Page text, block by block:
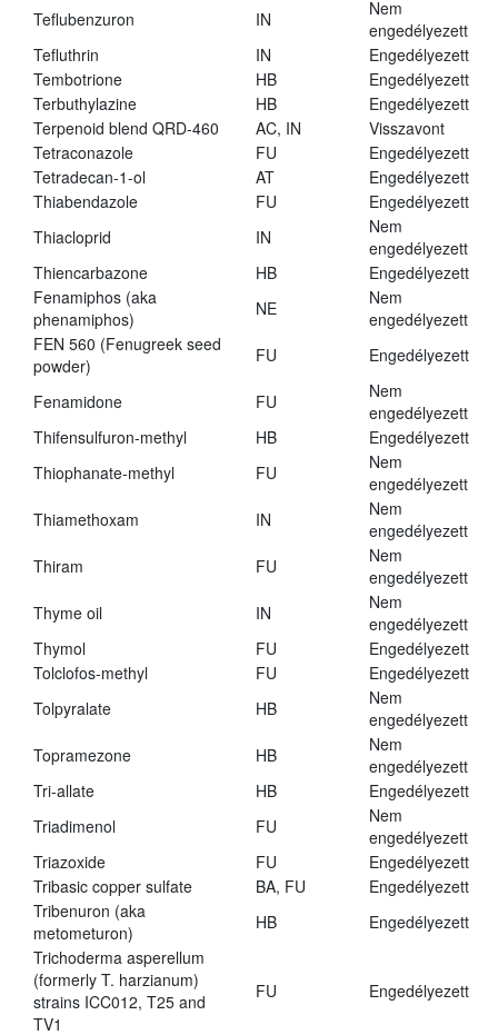
Teflubenzuron
IN
Nem
engedélyezett
Tefluthrin
IN
Engedélyezett
Tembotrione
HB
Engedélyezett
Terbuthylazine
HB
Engedélyezett
Terpenoid blend QRD-460
AC, IN
Visszavont
Tetraconazole
FU
Engedélyezett
Tetradecan-1-ol
AT
Engedélyezett
Thiabendazole
FU
Engedélyezett
Thiacloprid
IN
Nem
engedélyezett
Thiencarbazone
HB
Engedélyezett
Fenamiphos (aka
phenamiphos)
NE
Nem
engedélyezett
FEN 560 (Fenugreek seed
powder)
FU Engedélyezett
Fenamidone FU
Nem
engedélyezett
Thifensulfuron-methyl
HB
Engedélyezett
Thiophanate-methyl
FU
Nem
engedélyezett
Thiamethoxam
IN
Nem
engedélyezett
Thiram
FU
Nem
engedélyezett
Thyme oil
IN
Nem
engedélyezett
Thymol
FU
Engedélyezett
Tolclofos-methyl
FU
Engedélyezett
Tolpyralate
HB
Nem
engedélyezett
Topramezone
HB
Nem
engedélyezett
Tri-allate
HB
Engedélyezett
Triadimenol
FU
Nem
engedélyezett
Triazoxide
FU
Engedélyezett
Tribasic copper sulfate
BA, FU
Engedélyezett
Tribenuron (aka
metometuron)
HB
Engedélyezett
Trichoderma asperellum
(formerly T. harzianum)
strains ICC012, T25 and
TV1
FU Engedélyezett